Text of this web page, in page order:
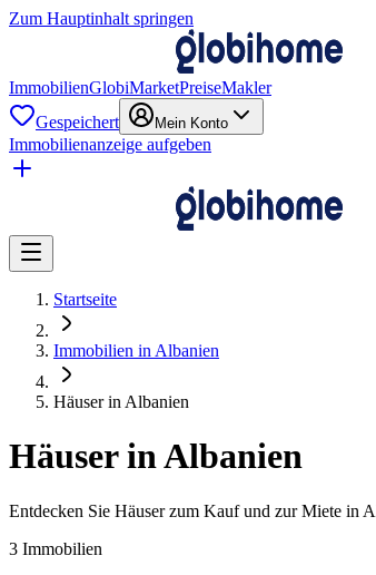
Zum Hauptinhalt springen
ImmobilienGlobiMarketPreiseMakler
Gespeichert
Mein Konto
Immobilienanzeige aufgeben
Startseite
Immobilien in Albanien
Häuser in Albanien
Häuser in Albanien
Entdecken Sie Häuser zum Kauf und zur Miete in
3 Immobilien